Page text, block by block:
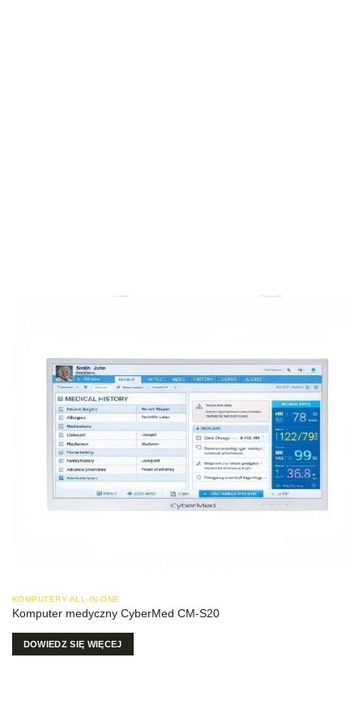
KOMPUTERY ALL-IN-ONE
Komputer medyczny CyberMed CM-S20
DOWIEDZ SIĘ WIĘCEJ